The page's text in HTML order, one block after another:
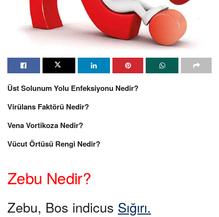
Üst Solunum Yolu Enfeksiyonu Nedir?
Virülans Faktörü Nedir?
Vena Vortikoza Nedir?
Vücut Örtüsü Rengi Nedir?
Zebu Nedir?
Zebu, Bos indicus Sığırı.